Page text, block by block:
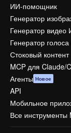
ИИ-помощник
Генератор
Генератор видео
Генератор
Стоковый контент
MCP для Claude/
Агенты Новое
API
Мобильное
Все инструменты